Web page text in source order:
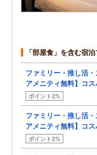
「部屋食」を含む宿
ファミリー・推し活
アメニティ無料】コス
ポイント2%
ファミリー・推し活
アメニティ無料】コス
ポイント2%